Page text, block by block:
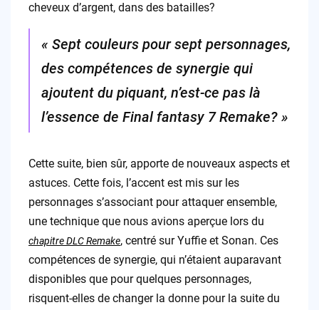
cheveux d’argent, dans des batailles?
« Sept couleurs pour sept personnages,
des compétences de synergie qui
ajoutent du piquant, n’est-ce pas là
l’essence de Final fantasy 7 Remake? »
Cette suite, bien sûr, apporte de nouveaux aspects et
astuces. Cette fois, l’accent est mis sur les
personnages s’associant pour attaquer ensemble,
une technique que nous avions aperçue lors du
chapitre DLC Remake, centré sur Yuffie et Sonan. Ces
compétences de synergie, qui n’étaient auparavant
disponibles que pour quelques personnages,
risquent-elles de changer la donne pour la suite du